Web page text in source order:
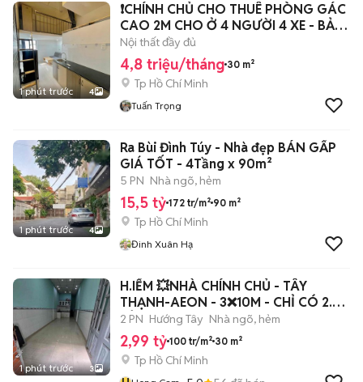
1 phút trước 4
❗️CHÍNH CHỦ CHO THUÊ PHÒNG GÁC
CAO 2M CHO Ở 4 NGƯỜI 4 XE - BẢO
VỆ 24/24
Nội thất đầy đủ
4,8 triệu/tháng 30 m²
Tp Hồ Chí Minh
Tuấn Trọng
1 phút trước 4
Ra Bùi Đình Túy - Nhà đẹp BÁN GẤP
GIÁ TỐT - 4Tầng x 90m²
5 PN Nhà ngõ, hẻm
15,5 tỷ 172 tr/m² 90 m²
Tp Hồ Chí Minh
Đinh Xuân Hạ
1 phút trước 3
H.IẾM 💥NHÀ CHÍNH CHỦ - TÂY
THẠNH-AEON - 3❌10M - CHỈ CÓ 2.99
TỶ
2 PN Hướng Tây Nhà ngõ, hẻm
2,99 tỷ 100 tr/m² 30 m²
Tp Hồ Chí Minh